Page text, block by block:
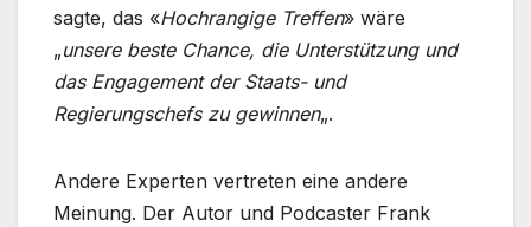
sagte, das «Hochrangige Treffen» wäre
„unsere beste Chance, die Unterstützung und
das Engagement der Staats- und
Regierungschefs zu gewinnen„.
Andere Experten vertreten eine andere
Meinung. Der Autor und Podcaster Frank